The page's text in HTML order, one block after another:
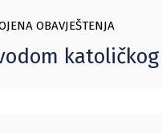
OBAVJEŠTENJA
katoličkog